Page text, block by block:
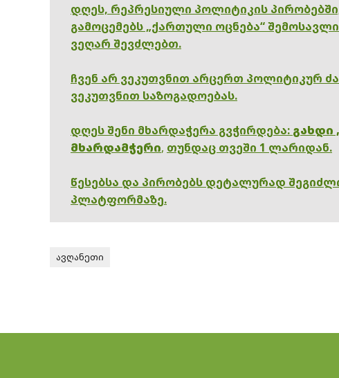
დღეს, რეპრესიული პოლიტიკის
გამოცემებს „ქართული ოცნება“
ვეღარ შევძლებთ.
ჩვენ არ ვეკუთვნით არცერთ პოლიტიკურ
ვეკუთვნით საზოგადოებას.
დღეს შენი მხარდაჭერა გვჭირდება: გახდი
მხარდამჭერი, თუნდაც თვეში 1 ლარიდან.
წესებსა და პირობებს დეტალურად
პლატფორმაზე.
ავღანეთი